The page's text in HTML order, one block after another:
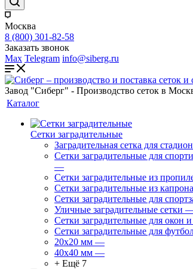
Москва
8 (800) 301-82-58
Заказать звонок
Max Telegram info@siberg.ru
Завод "Сиберг" - Производство сеток в
Каталог
Сетки заградительные
Заградительная сетка для
Сетки заградительные для
—
Сетки заградительные из
Сетки заградительные из капрона
Сетки заградительные для
Уличные заградительные сетки
Сетки заградительные для окон и
Сетки заградительные для
20х20 мм —
40х40 мм —
+ Ещё 7